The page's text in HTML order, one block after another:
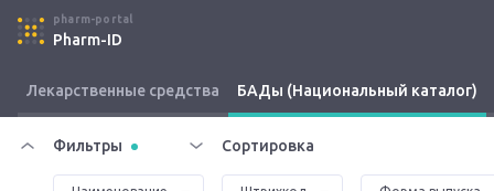
pharm-portal
Pharm-ID
Лекарственные средства БАДы (Национальный каталог)
Фильтры Сортировка